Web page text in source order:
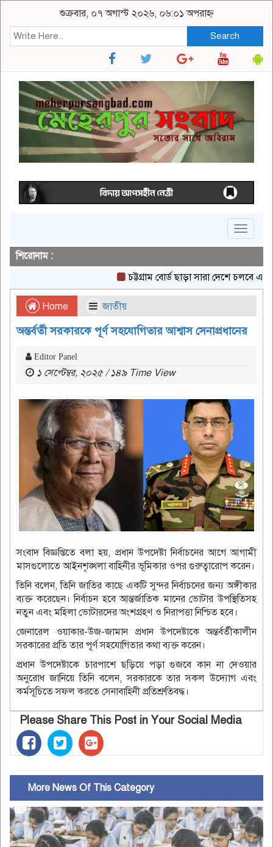
শুক্রবার, ০৭ অগাস্ট ২০২৬, ০৬:০১ অপরাহ্ন
Search
Toggle
শিরোনাম :
চট্টগ্রাম বোর্ড ছাড়া সারা দেশে চলবে
Home জাতীয়
অন্তর্বর্তী সরকারকে পূর্ণ সহযোগিতার আশ্বাস সেনাপ্রধানের
Editor Panel
১ সেপ্টেম্বর, ২০২৫ / ১৪৯ Time View
সংবাদ বিজ্ঞপ্তিতে বলা হয়, প্রধান উপদেষ্টা নির্বাচনের আগে আগামী
মাসগুলোতে আইনশৃঙ্খলা বাহিনীর ভূমিকার ওপর গুরুত্বারোপ করেন।
তিনি বলেন, তিনি জাতির কাছে একটি সুন্দর নির্বাচনের জন্য অঙ্গীকার
ব্যক্ত করেছেন। নির্বাচন হবে আন্তর্জাতিক মানের ভোটার উপস্থিতিসহ
নতুন এবং মহিলা ভোটারদের অংশগ্রহণ ও নিরাপত্তা নিশ্চিত হবে।
জেনারেল ওয়াকার-উজ-জামান প্রধান উপদেষ্টাকে অন্তর্বর্তীকালীন
সরকারের প্রতি তার পূর্ণ সহযোগিতার কথা ব্যক্ত করেন।
প্রধান উপদেষ্টাকে চারপাশে ছড়িয়ে পড়া গুজবে কান না দেওয়ার
অনুরোধ জানিয়ে তিনি বলেন, সরকারকে তার সকল উদ্যোগ এবং
কর্মসূচিতে সফল করতে সেনাবাহিনী প্রতিশ্রুতিবদ্ধ।
Please Share This Post in Your Social Media
More News Of This Category